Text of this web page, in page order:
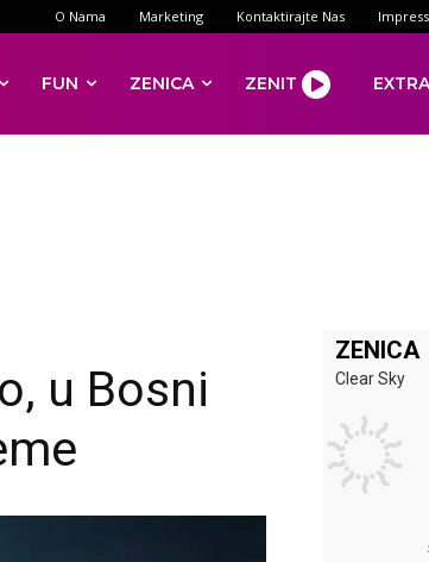
O Nama Marketing Kontaktirajte Nas
FUN ZENICA ZENIT
u Bosni
ZENICA
Clear Sky